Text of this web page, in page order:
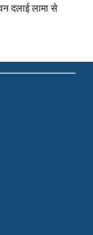
दलाई लामा से